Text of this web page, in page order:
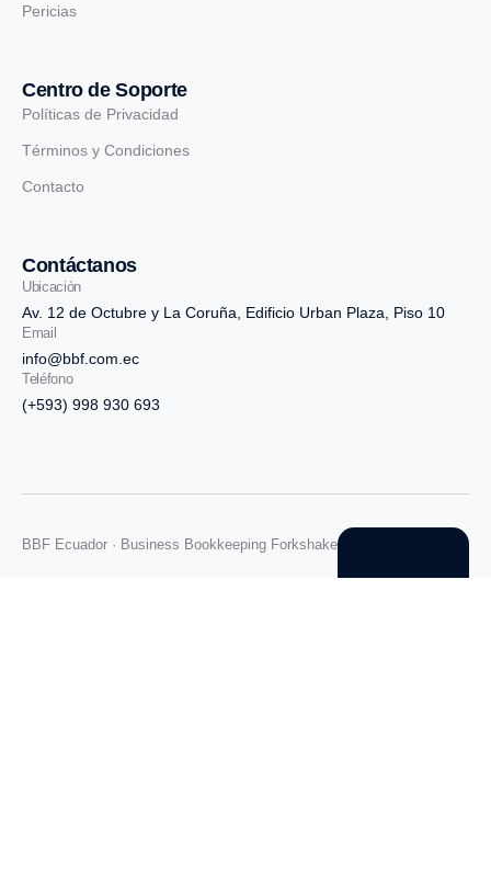
Pericias
Centro de Soporte
Políticas de Privacidad
Términos y Condiciones
Contacto
Contáctanos
Ubicación
Av. 12 de Octubre y La Coruña, Edificio Urban Plaza, Piso 10
Email
info@bbf.com.ec
Teléfono
(+593) 998 930 693
BBF Ecuador · Business Bookkeeping Forkshake